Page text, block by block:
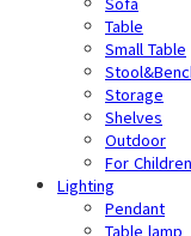
Table
Small Table
Storage
Shelves
Outdoor
For Children
Lighting
Pendant
Table lamp